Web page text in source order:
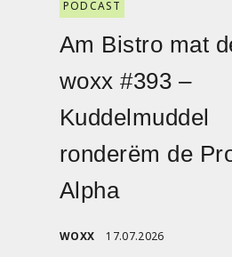
PODCAST
Am Bistro mat
woxx #393 –
Kuddelmuddel
ronderëm de
Alpha
WOXX 17.07.2026